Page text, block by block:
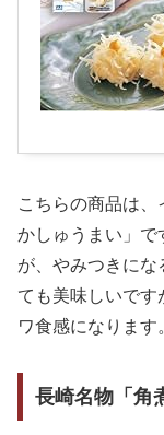
こちらの商品は
かしゅうまい」で
が、やみつきにな
ても美味しいです
ワ食感になります
長崎名物「角